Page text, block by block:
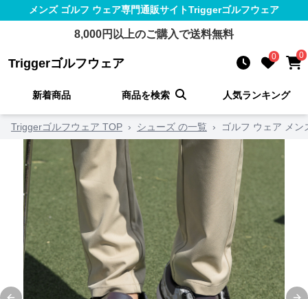
メンズ ゴルフ ウェア専門通販サイトTriggerゴルフウェア
8,000円以上のご購入で送料無料
Triggerゴルフウェア 0 0
新着商品 商品を検索 人気ランキング
Triggerゴルフウェア TOP › シューズ の一覧 › ゴルフ ウェア メ